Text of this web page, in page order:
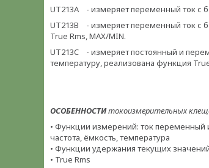
UT213A - измеряет переменный ток с
UT213B - измеряет переменный ток с
True Rms, MAX/MIN.
UT213C - измеряет постоянный и
температуру, реализована функция
ОСОБЕННОСТИтокоизмерительных
• Функции измерений: ток переменный
частота, ёмкость, температура
• Функции удержания текущих
• True Rms